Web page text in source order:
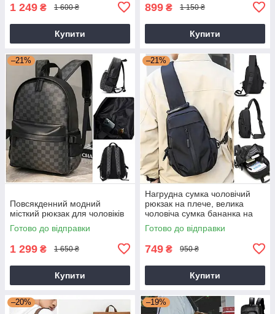
1 249 ₴ 1 600 ₴
Купити
899 ₴ 1 150 ₴
Купити
–21%
Повсякденний модний
місткий рюкзак для чоловіків
Готово до відправки
1 299 ₴ 1 650 ₴
Купити
–21%
Нагрудна сумка чоловічий
рюкзак на плече, велика
чоловіча сумка бананка на
груди
Готово до відправки
749 ₴ 950 ₴
Купити
–20% –19%